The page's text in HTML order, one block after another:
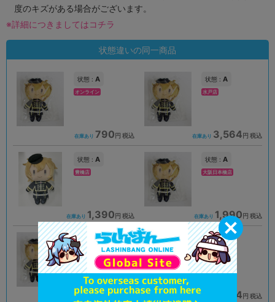
度のキズがある場合がございます。
※詳細につきましてはコチラ
状態違いの同一商品
状態 : A
オンライン
在庫あり 790 円 税込
状態 : A
水戸店
在庫あり 3,564 円 税込
状態 : A
豊橋店
在庫あり 1,390 円 税込
状態 : A
大阪日本橋店
在庫あり 1,990 円 税込
状態 :A
郡山店
在庫あり 1,584円 税込
状態 :A
岡山店
1,584 円 税込